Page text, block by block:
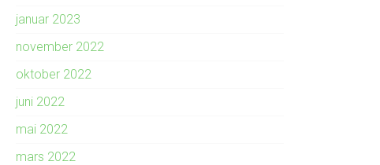
januar 2023
november 2022
oktober 2022
juni 2022
mai 2022
mars 2022